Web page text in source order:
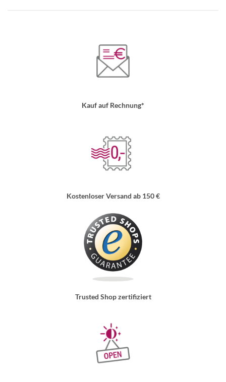
Kauf auf Rechnung*
Kostenloser Versand ab 150 €
Trusted Shop zertifiziert